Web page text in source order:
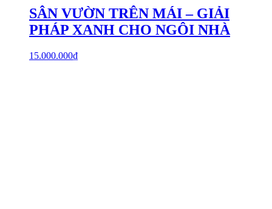
SÂN VƯỜN TRÊN MÁI – GIẢI
PHÁP XANH CHO NGÔI NHÀ
15.000.000₫